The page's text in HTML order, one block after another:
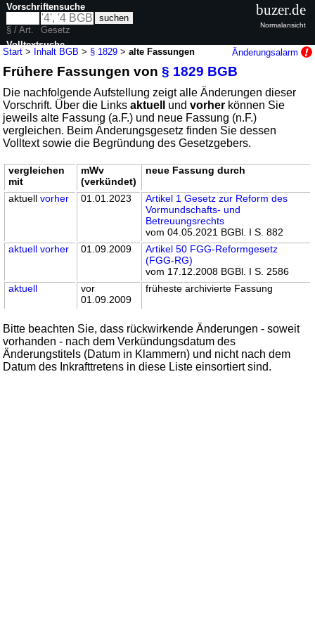
Start > Inhalt BGB > § 1829 >alte Fassungen Änderungsalarm
Frühere Fassungen von§ 1829 BGB
Die nachfolgende Aufstellung zeigt alle Änderungen dieser
Vorschrift. Über die Linksaktuell undvorher können Sie
jeweils alte Fassung (a.F.) und neue Fassung (n.F.)
vergleichen. Beim Änderungsgesetz finden Sie dessen
Volltext sowie die Begründung des Gesetzgebers.
vergleichen
mit
mWv
(verkündet)
neue Fassung durch
aktuellvorher 01.01.2023
Artikel 1 Gesetz zur Reform des
Vormundschafts- und
Betreuungsrechts
vom 04.05.2021 BGBl. I S. 882
aktuell vorher 01.09.2009
Artikel 50 FGG-Reformgesetz
(FGG-RG)
vom 17.12.2008 BGBl. I S. 2586
aktuell
vor
01.09.2009
früheste archivierte Fassung
Bitte beachten Sie, dass rückwirkende Änderungen - soweit
vorhanden - nach dem Verkündungsdatum des
Änderungstitels (Datum in Klammern) und nicht nach dem
Datum des Inkrafttretens in diese Liste einsortiert sind.
Vorschriftensuche
§ / Art.
Gesetz
Volltextsuche
nur in BGB
buzer.de
Normalansicht